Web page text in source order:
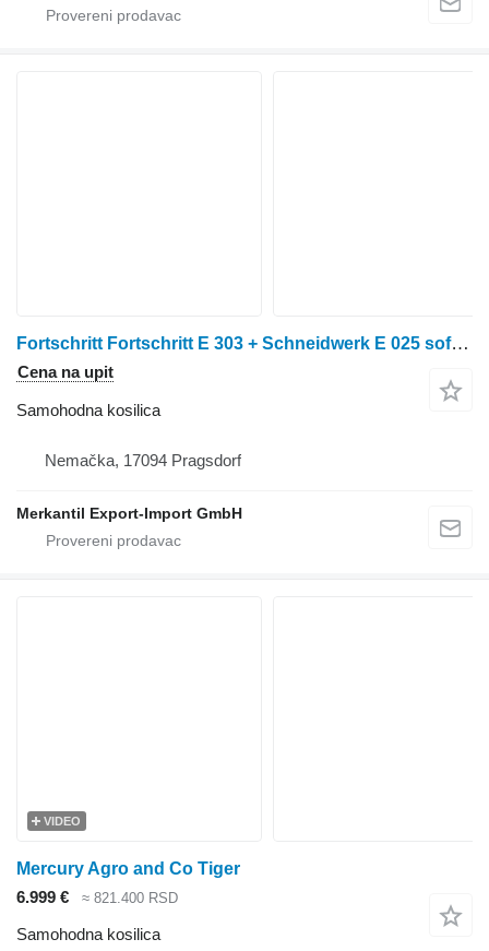
Fortschritt Fortschritt E 303 + Schneidwerk E 025 sofort verfügbar
Cena na upit
Samohodna kosilica
Nemačka, 17094 Pragsdorf
Merkantil Export-Import GmbH
VIDEO
Mercury Agro and Co Tiger
6.999 €
≈ 821.400 RSD
Samohodna kosilica